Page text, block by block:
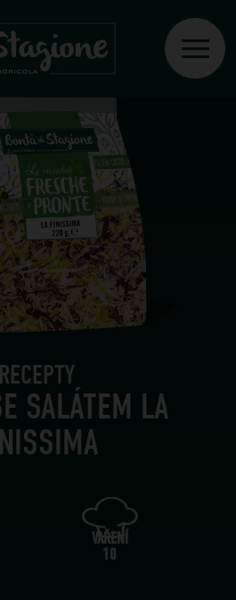
RECEPTY
SALÁTEM LA
VAŘENÍ
10